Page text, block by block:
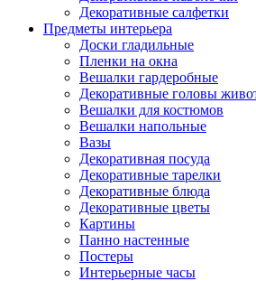
Декоративные салфетки
Предметы интерьера
Доски гладильные
Пленки на окна
Вешалки гардеробные
Декоративные головы
Вешалки для костюмов
Вешалки напольные
Вазы
Декоративная посуда
Декоративные тарелки
Декоративные блюда
Декоративные цветы
Картины
Панно настенные
Постеры
Интерьерные часы